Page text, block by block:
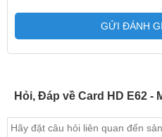
GỬI ĐÁNH
Hỏi, Đáp về Card HD E62 -